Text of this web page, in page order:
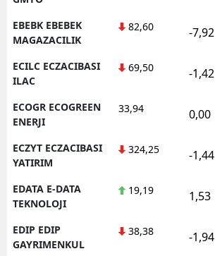
EBEBK EBEBEK
MAGAZACILIK
82,60 -7,92
ECILC ECZACIBASI
ILAC
69,50 -1,42
ECOGR ECOGREEN
ENERJI
33,94 0,00
ECZYT ECZACIBASI
YATIRIM
324,25 -1,44
EDATA E-DATA
TEKNOLOJI
19,19 1,53
EDIP EDIP
GAYRIMENKUL
38,38 -1,94